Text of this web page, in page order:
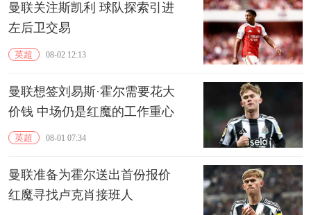
曼联关注斯凯利 球队探索引进
左后卫交易
英超 08-02 12:13
曼联想签刘易斯·霍尔需要花大
价钱 中场仍是红魔的工作重心
英超 08-01 07:34
曼联准备为霍尔送出首份报价
红魔寻找卢克肖接班人